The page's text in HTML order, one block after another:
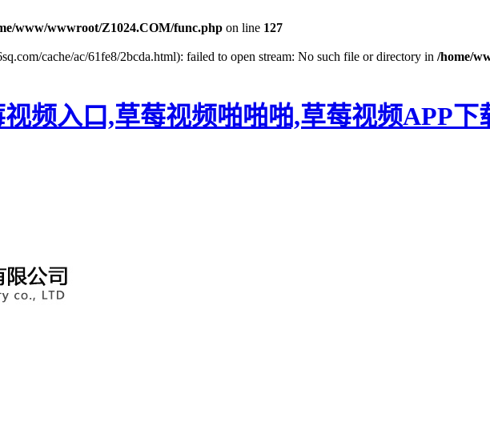
www/wwwroot/Z1024.COM/func.php on line 127
cache/ac/61fe8/2bcda.html): failed to open stream: No such file or directory in /home/
频入口,草莓视频啪啪啪,草莓视频APP下